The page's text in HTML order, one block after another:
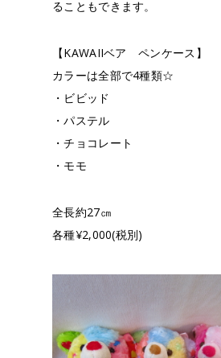
ることもできます。
【KAWAIIベア ペンケース】
カラーは全部で4種類☆
・ビビッド
・パステル
・チョコレート
・モモ
全長約27㎝
各種¥2,000(税別)